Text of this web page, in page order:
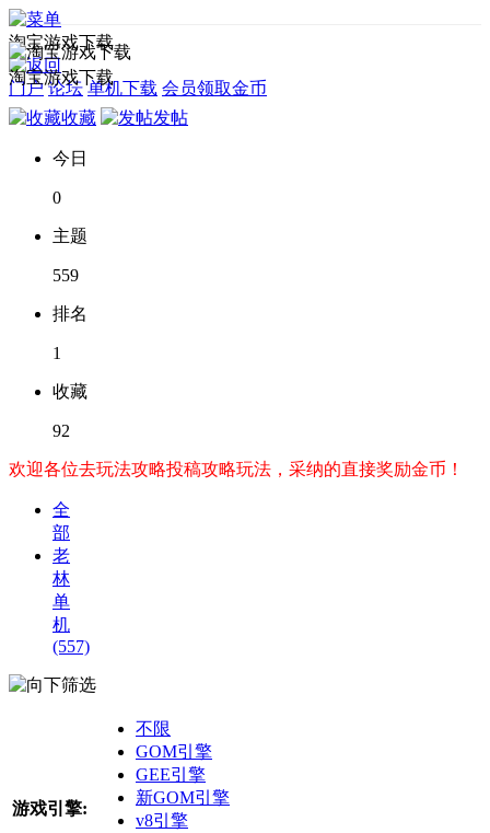
淘宝游戏下载
门户 论坛 单机下载 会员领取金币
淘宝游戏下载
收藏 发帖
今日
0
主题
559
排名
1
收藏
92
欢迎各位去玩法攻略投稿攻略玩法，采纳的直接奖励金币！
全
部
老
林
单
机
(557)
筛选
游戏引擎:
不限
GOM引擎
GEE引擎
新GOM引擎
v8引擎